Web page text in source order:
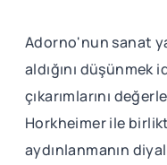
Adorno'nun sanat
aldığını düşünmek
çıkarımlarını
Horkheimer ile
aydınlanmanın